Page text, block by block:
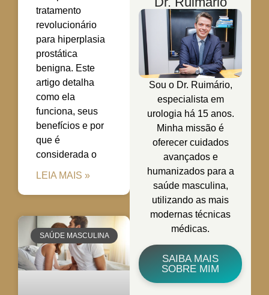
tratamento
revolucionário
para hiperplasia
prostática
benigna. Este
artigo detalha
como ela
funciona, seus
benefícios e por
que é
considerada o
LEIA MAIS »
SAÚDE MASCULINA
Sou o Dr. Ruimário,
especialista em
urologia há 15 anos.
Minha missão é
oferecer cuidados
avançados e
humanizados para a
saúde masculina,
utilizando as mais
modernas técnicas
médicas.
SAIBA MAIS
SOBRE MIM